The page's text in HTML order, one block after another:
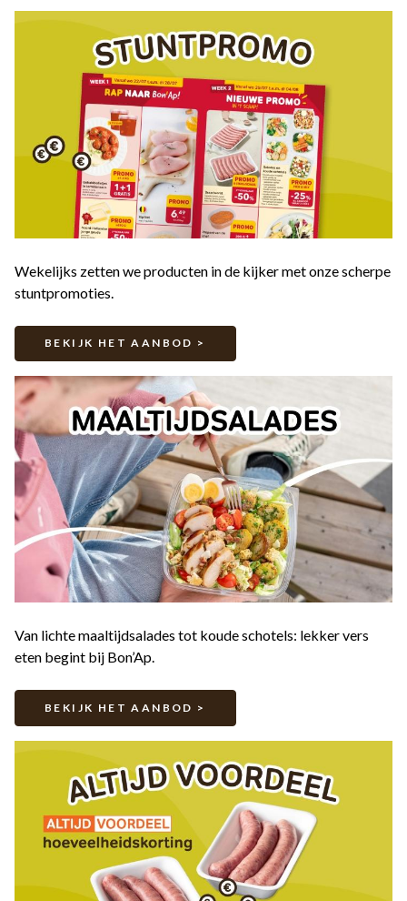
Wekelijks zetten we producten in de kijker met onze scherpe
stuntpromoties.
BEKIJK HET AANBOD >
Van lichte maaltijdsalades tot koude schotels: lekker vers
eten begint bij Bon’Ap.
BEKIJK HET AANBOD >